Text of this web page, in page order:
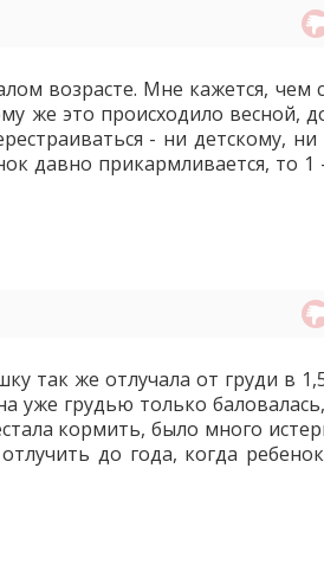
возрасте. Мне кажется, чем
же это происходило весной,
- ни детскому,
давно прикармливается, то 1
так же отлучала от груди в
уже грудью только
кормить, было много
до года, когда